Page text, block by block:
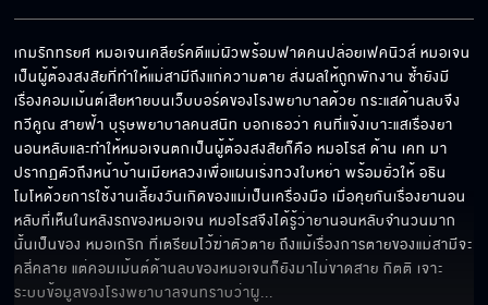
เกมรักทรยศ EP.12
เกมรักทรยศ EP.13
เกมรักทรยศ หมอเจนเคลียร์คดีแม่ผัวพร้อมฟาดคนปล่อยเฟคนิวส์ หมอเจน
เป็นผู้ต้องสงสัยที่ทำให้แม่สามีถึงแก่ความตาย ส่งผลให้ถูกพักงาน ซ้ำยังมี
เรื่องคอมเม้นต์เสียหายบนเว็บบอร์ดของโรงพยาบาลด้วย กระแสด้านลบจึง
ทวีคูณ สายฟ้า บุรุษพยาบาลคนสนิท บอกเธอว่า คนที่แจ้งเบาะแสเรื่องยา
นอนหลับและทำให้หมอเจนตกเป็นผู้ต้องสงสัยก็คือ หมอโรส ด้าน เคท มา
ปรากฏตัวถึงหน้าบ้านเมียหลวงเพื่อแผนเร่งทวงใบหย่า พร้อมยั่วให้ อธิน
โมโหด้วยการใช้งานเลี้ยงวันเกิดของแม่เป็นเครื่องมือ เมื่อคุยกันเรื่องยานอน
หลับที่เห็นในหลังรถของหมอเจน หมอโรสจึงได้รู้ว่ายานอนหลับจำนวนมาก
นั้นเป็นของ หมอเกริก ที่เตรียมไว้ฆ่าตัวตาย ถึงแม้เรื่องการตายของแม่สามีจะ
คลี่คลาย แต่คอมเม้นต์ด้านลบของหมอเจนก็ยังมาไม่ขาดสาย กิตติ เจาะ
ระบบข้อมูลของโรงพยาบาลจนทราบว่าผู...